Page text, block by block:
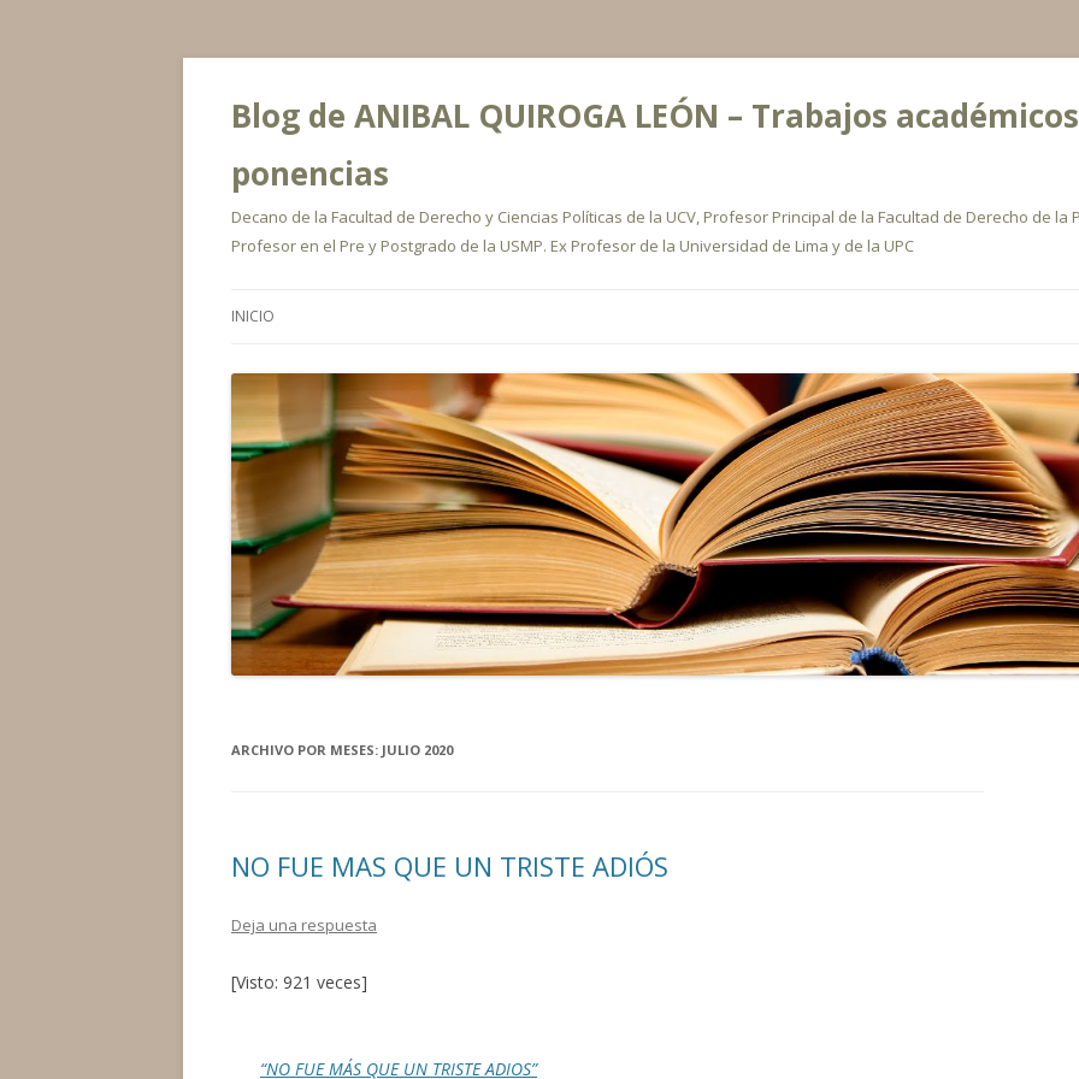
Blog de ANIBAL QUIROGA LEÓN – Trabajos
ponencias
Decano de la Facultad de Derecho y Ciencias Políticas de la UCV, Profesor Principal de la Facultad de Derecho de
Profesor en el Pre y Postgrado de la USMP. Ex Profesor de la Universidad de Lima y de la UPC
INICIO
ARCHIVO POR MESES: JULIO 2020
NO FUE MAS QUE UN TRISTE ADIÓS
Deja una respuesta
[Visto: 921 veces]
“NO FUE MÁS QUE UN TRISTE ADIOS”